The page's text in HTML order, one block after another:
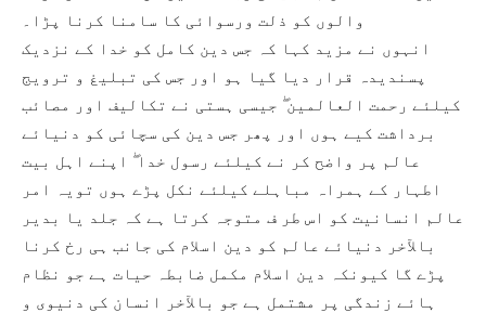
والوں کو ذلت ورسوائی کا سامنا کرنا پڑا۔
انہوں نے مزید کہا کہ جس دین کامل کو خدا کے نزدیک
پسندیدہ قرار دیا گیا ہو اور جس کی تبلیغ و ترویج
کیلئے رحمت العالمین ۖ جیسی ہستی نے تکالیف اور مصائب
برداشت کیے ہوں اور پھر جس دین کی سچائی کو دنیائے
عالم پر واضح کر نے کیلئے رسول خدا ۖ اپنے اہل بیت
اطہار کے ہمراہ مباہلے کیلئے نکل پڑے ہوں تویہ امر
عالم انسانیت کو اس طر ف متوجہ کرتا ہے کہ جلد یا بدیر
بالآخر دنیائے عالم کو دین اسلام کی جانب ہی رخ کرنا
پڑے گا کیونکہ دین اسلام مکمل ضابطہ حیات ہے جو نظام
ہائے زندگی پر مشتمل ہے جو بالآخر انسان کی دنیوی و